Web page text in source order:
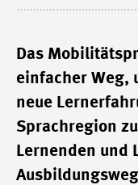
Das
einfacher Weg,
neue
Sprachregion
Lernenden und